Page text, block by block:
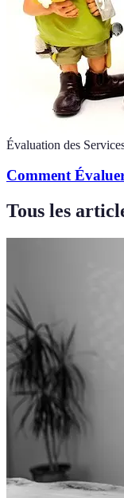
Évaluation des
Comment
Tous les